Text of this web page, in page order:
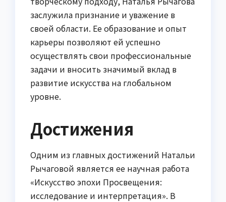
заслужила признание и уважение в
своей области. Ее образование и опыт
карьеры позволяют ей успешно
осуществлять свои профессиональные
задачи и вносить значимый вклад в
развитие искусства на глобальном
уровне.
Достижения
Одним из главных достижений Натальи
Рычаговой является ее научная работа
«Искусство эпохи Просвещения:
исследование и интерпретация». В